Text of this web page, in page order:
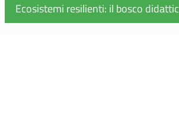
Ecosistemi resilienti: il bosco